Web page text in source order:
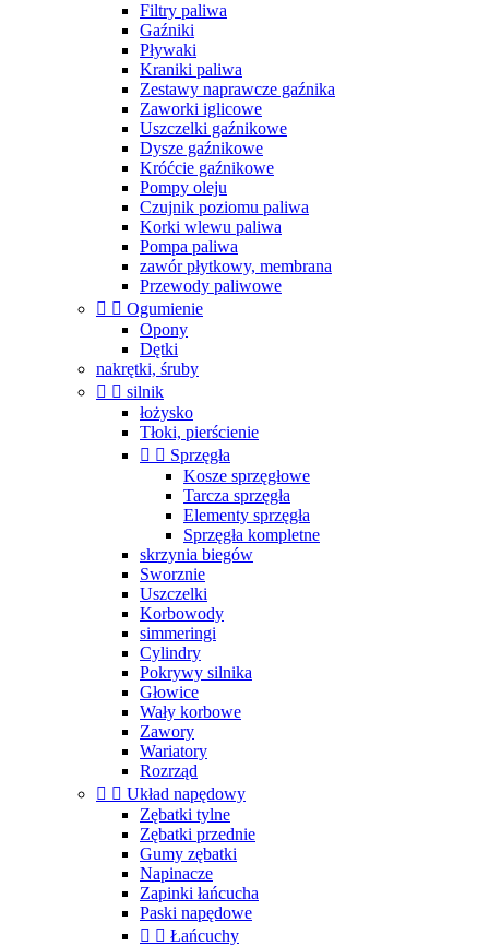
Filtry paliwa
Gaźniki
Pływaki
Kraniki paliwa
Zestawy naprawcze gaźnika
Zaworki iglicowe
Uszczelki gaźnikowe
Dysze gaźnikowe
Króćcie gaźnikowe
Pompy oleju
Czujnik poziomu paliwa
Korki wlewu paliwa
Pompa paliwa
zawór płytkowy, membrana
Przewody paliwowe
  Ogumienie
Opony
Dętki
nakrętki, śruby
  silnik
łożysko
Tłoki, pierścienie
  Sprzęgła
Kosze sprzęgłowe
Tarcza sprzęgła
Elementy sprzęgła
Sprzęgła kompletne
skrzynia biegów
Sworznie
Uszczelki
Korbowody
simmeringi
Cylindry
Pokrywy silnika
Głowice
Wały korbowe
Zawory
Wariatory
Rozrząd
  Układ napędowy
Zębatki tylne
Zębatki przednie
Gumy zębatki
Napinacze
Zapinki łańcucha
Paski napędowe
  Łańcuchy